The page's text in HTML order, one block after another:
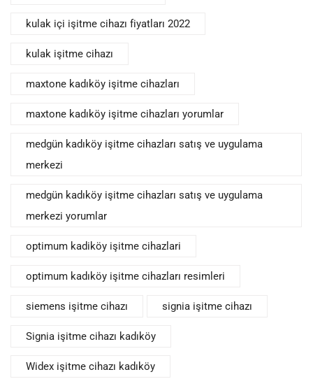
kulak içi işitme cihazı fiyatları 2022
kulak işitme cihazı
maxtone kadıköy işitme cihazları
maxtone kadıköy işitme cihazları yorumlar
medgün kadıköy işitme cihazları satış ve uygulama
merkezi
medgün kadıköy işitme cihazları satış ve uygulama
merkezi yorumlar
optimum kadiköy işitme cihazlari
optimum kadıköy işitme cihazları resimleri
siemens işitme cihazı signia işitme cihazı
Signia işitme cihazı kadıköy
Widex işitme cihazı kadıköy